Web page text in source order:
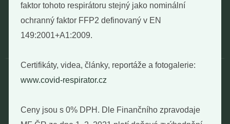
GDPR
Kolektiv
© 2017 - 2026 | Nebaleno.eu
faktor tohoto respirátoru stejný jako nominální
ochranný faktor FFP2 definovaný v EN
149:2001+A1:2009.
Certifikáty, videa, články, reportáže a fotogalerie:
www.covid-respirator.cz
Ceny jsou s 0% DPH. Dle Finančního zpravodaje